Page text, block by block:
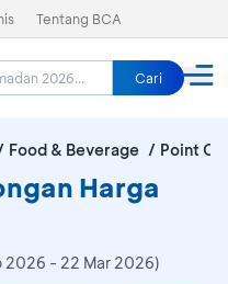
Tentang BCA
Cari
Food & Beverage Point
Harga
2026 - 22 Mar 2026)